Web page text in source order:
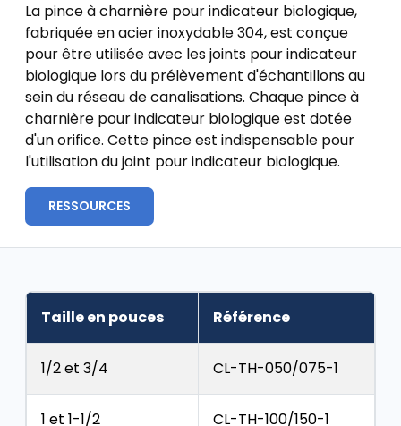
La pince à charnière pour indicateur biologique,
fabriquée en acier inoxydable 304, est conçue
pour être utilisée avec les joints pour indicateur
biologique lors du prélèvement d'échantillons au
sein du réseau de canalisations. Chaque pince à
charnière pour indicateur biologique est dotée
d'un orifice. Cette pince est indispensable pour
l'utilisation du joint pour indicateur biologique.
RESSOURCES
Taille en pouces Référence
1/2 et 3/4 CL-TH-050/075-1
1 et 1-1/2 CL-TH-100/150-1